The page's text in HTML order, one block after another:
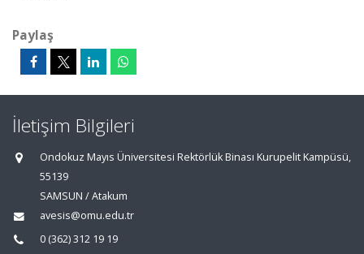
Paylaş
İletişim Bilgileri
Ondokuz Mayıs Üniversitesi Rektörlük Binası Kurupelit Kampüsü,
55139
SAMSUN / Atakum
avesis@omu.edu.tr
0 (362) 312 19 19